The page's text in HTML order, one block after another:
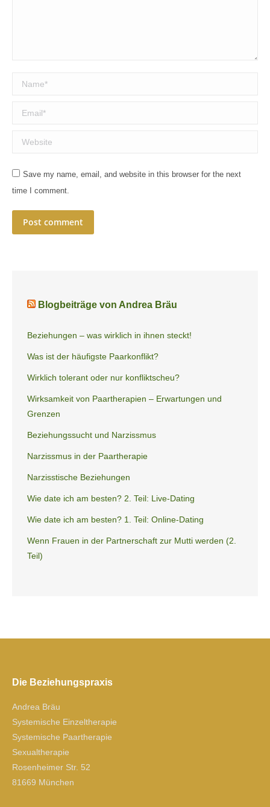
Name *
Email *
Website
Save my name, email, and website in this browser for the next
time I comment.
Post comment
Blogbeiträge von Andrea Bräu
Beziehungen – was wirklich in ihnen steckt!
Was ist der häufigste Paarkonflikt?
Wirklich tolerant oder nur konfliktscheu?
Wirksamkeit von Paartherapien – Erwartungen und
Grenzen
Beziehungssucht und Narzissmus
Narzissmus in der Paartherapie
Narzisstische Beziehungen
Wie date ich am besten? 2. Teil: Live-Dating
Wie date ich am besten? 1. Teil: Online-Dating
Wenn Frauen in der Partnerschaft zur Mutti werden (2.
Teil)
Die Beziehungspraxis
Andrea Bräu
Systemische Einzeltherapie
Systemische Paartherapie
Sexualtherapie
Rosenheimer Str. 52
81669 München